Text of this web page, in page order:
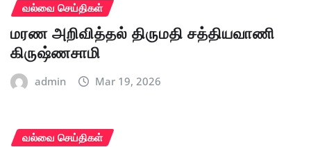
வல்வை செய்திகள்
மரண அறிவித்தல் திருமதி சத்தியவாணி
கிருஷ்ணசாமி
admin Mar 19, 2026
வல்வை செய்திகள்